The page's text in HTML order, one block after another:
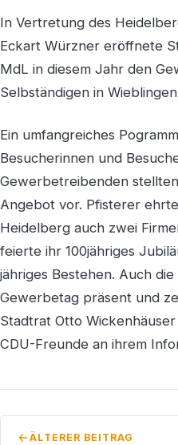
In Vertretung des
Eckart Würzner eröffnete
MdL in diesem Jahr den
Selbständigen in
Ein umfangreiches
Besucherinnen und
Gewerbetreibenden
Angebot vor. Pfisterer
Heidelberg auch zwei
feierte ihr 100jähriges
jähriges Bestehen. Auch
Gewerbetag präsent und
Stadtrat Otto
CDU-Freunde an ihrem
ÄLTERER BEITRAG